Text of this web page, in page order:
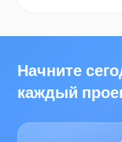
Начните
каждый